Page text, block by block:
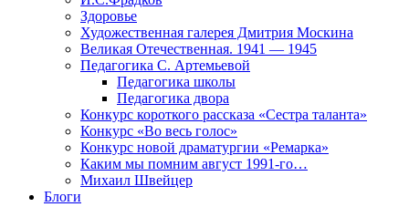
Здоровье
Художественная галерея Дмитрия Москина
Великая Отечественная. 1941 — 1945
Педагогика С. Артемьевой
Педагогика школы
Педагогика двора
Конкурс короткого рассказа «Сестра таланта»
Конкурс «Во весь голос»
Конкурс новой драматургии «Ремарка»
Каким мы помним август 1991-го…
Михаил Швейцер
Блоги